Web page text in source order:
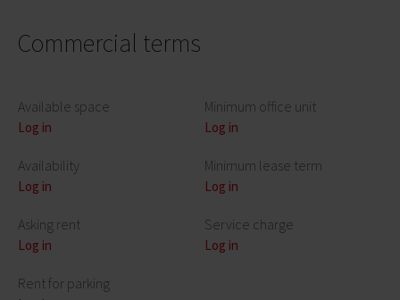
Commercial terms
Available space
Log in
Availability
Log in
Asking rent
Log in
Rent for parking
Minimum office unit
Log in
Minimum lease term
Log in
Service charge
Log in